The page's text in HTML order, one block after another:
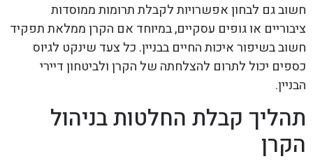
חשוב גם לבחון אפשרויות לקבלת תרומות ממוסדות
ציבוריים או גופים עסקיים, במיוחד אם הקרן ממלאת תפקיד
חשוב בשיפור איכות החיים בבניין. כל צעד שינקט לגיוס
כספים יכול לתרום להצלחתה של הקרן ולביטחון דיירי
הבניין.
תהליך קבלת החלטות בניהול
הקרן